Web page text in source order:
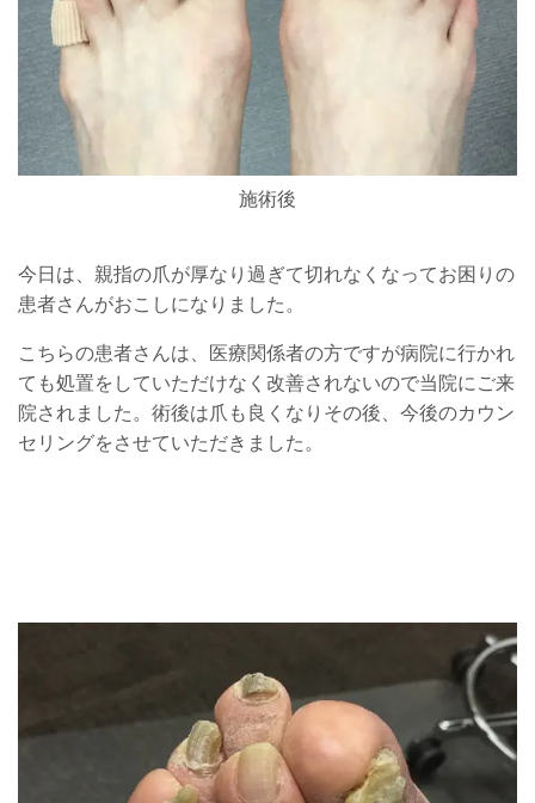
施術後
今日は、親指の爪が厚なり過ぎて切れなくなってお困りの
患者さんがおこしになりました。
こちらの患者さんは、医療関係者の方ですが病院に行かれ
ても処置をしていただけなく改善されないので当院にご来
院されました。術後は爪も良くなりその後、今後のカウン
セリングをさせていただきました。